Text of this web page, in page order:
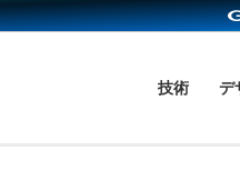
技術 デ